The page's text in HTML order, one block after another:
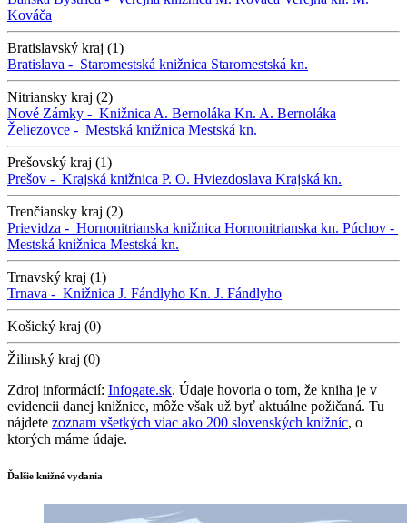
Kováča
Bratislavský kraj (1)
Bratislava - Staromestská knižnica Staromestská kn.
Nitriansky kraj (2)
Nové Zámky - Knižnica A. Bernoláka Kn. A. Bernoláka
Želiezovce - Mestská knižnica Mestská kn.
Prešovský kraj (1)
Prešov - Krajská knižnica P. O. Hviezdoslava Krajská kn.
Trenčiansky kraj (2)
Prievidza - Hornonitrianska knižnica Hornonitrianska kn. Púchov -
Mestská knižnica Mestská kn.
Trnavský kraj (1)
Trnava - Knižnica J. Fándlyho Kn. J. Fándlyho
Košický kraj (0)
Žilinský kraj (0)
Zdroj informácií: Infogate.sk. Údaje hovoria o tom, že kniha je v
evidencii danej knižnice, môže však už byť aktuálne požičaná. Tu
nájdete zoznam všetkých viac ako 200 slovenských knižníc, o
ktorých máme údaje.
Ďalšie knižné vydania